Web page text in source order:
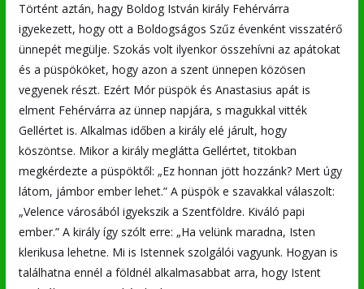
Történt aztán, hagy Boldog István király Fehérvárra
igyekezett, hogy ott a Boldogságos Szűz évenként visszatérő
ünnepét megülje. Szokás volt ilyenkor összehívni az apátokat
és a püspököket, hogy azon a szent ünnepen közösen
vegyenek részt. Ezért Mór püspök és Anastasius apát is
elment Fehérvárra az ünnep napjára, s magukkal vitték
Gellértet is. Alkalmas időben a király elé járult, hogy
köszöntse. Mikor a király meglátta Gellértet, titokban
megkérdezte a püspöktől: „Ez honnan jött hozzánk? Mert úgy
látom, jámbor ember lehet.” A püspök e szavakkal válaszolt:
„Velence városából igyekszik a Szentföldre. Kiváló papi
ember.” A király így szólt erre: „Ha velünk maradna, Isten
klerikusa lehetne. Mi is Istennek szolgálói vagyunk. Hogyan is
találhatna ennél a földnél alkalmasabbat arra, hogy Istent